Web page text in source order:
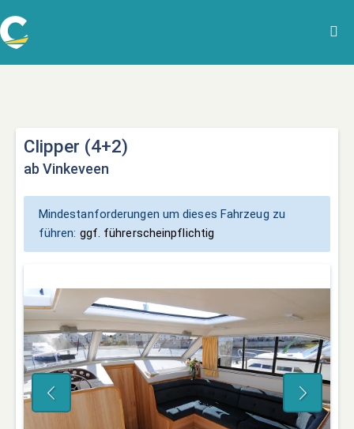
Clipper (4+2)
ab Vinkeveen
Mindestanforderungen um dieses Fahrzeug zu
führen: ggf. führerscheinpflichtig